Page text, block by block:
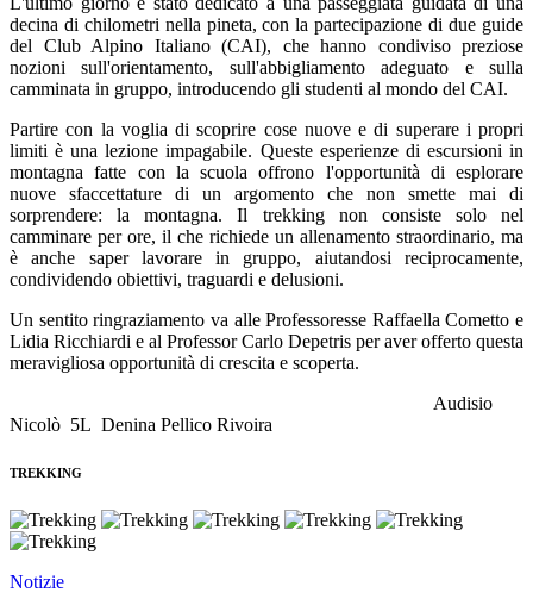
decina di chilometri nella pineta, con la partecipazione di due guide
del Club Alpino Italiano (CAI), che hanno condiviso preziose
nozioni sull'orientamento, sull'abbigliamento adeguato e sulla
camminata in gruppo, introducendo gli studenti al mondo del CAI.
Partire con la voglia di scoprire cose nuove e di superare i propri
limiti è una lezione impagabile. Queste esperienze di escursioni in
montagna fatte con la scuola offrono l'opportunità di esplorare
nuove sfaccettature di un argomento che non smette mai di
sorprendere: la montagna. Il trekking non consiste solo nel
camminare per ore, il che richiede un allenamento straordinario, ma
è anche saper lavorare in gruppo, aiutandosi reciprocamente,
condividendo obiettivi, traguardi e delusioni.
Un sentito ringraziamento va alle Professoresse Raffaella Cometto e
Lidia Ricchiardi e al Professor Carlo Depetris per aver offerto questa
meravigliosa opportunità di crescita e scoperta.
Audisio
Nicolò 5L Denina Pellico Rivoira
TREKKING
Notizie